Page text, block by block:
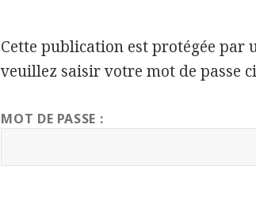
Cette publication est protégée par
veuillez saisir votre mot de passe
MOT DE PASSE :